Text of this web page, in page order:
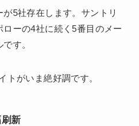
5社存在します。サントリ
ーの4社に続く5番目のメー
す。
トがいま絶好調です。
新